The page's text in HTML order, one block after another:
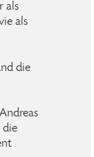
als
als
die
die